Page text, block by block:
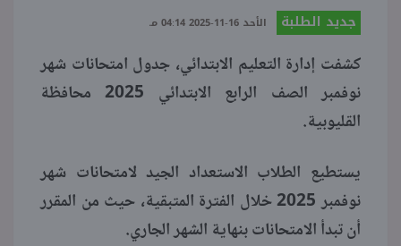
بوابة الطلبة
منوعات
جديد الطلبة الأحد 16-11-2025 04:14 مـ
كشفت إدارة التعليم الابتدائي، جدول امتحانات شهر
نوفمبر الصف الرابع الابتدائي 2025 محافظة
القليوبية.
يستطيع الطلاب الاستعداد الجيد لامتحانات شهر
نوفمبر 2025 خلال الفترة المتبقية، حيث من المقرر
أن تبدأ الامتحانات بنهاية الشهر الجاري.